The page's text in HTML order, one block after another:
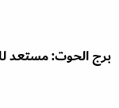
برج الحوت: مستعد